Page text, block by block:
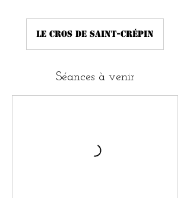
Le Cros de Saint-Crépin
Séances à venir